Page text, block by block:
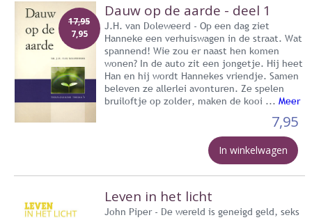
17,95
7,95
Dauw op de aarde - deel 1
J.H. van Doleweerd - Op een dag ziet
Hanneke een verhuiswagen in de straat. Wat
spannend! Wie zou er naast hen komen
wonen? In de auto zit een jongetje. Hij heet
Han en hij wordt Hannekes vriendje. Samen
beleven ze allerlei avonturen. Ze spelen
bruiloftje op zolder, maken de kooi ... Meer
7,95
In winkelwagen
Leven in het licht
John Piper - De wereld is geneigd geld, seks